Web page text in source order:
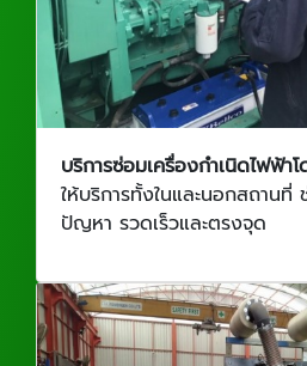
บริการซ่อมเครื่องกำเนิดไฟฟ้า
ให้บริการทั้งในและนอกสถานที่
ปัญหา รวดเร็วและตรงจุด